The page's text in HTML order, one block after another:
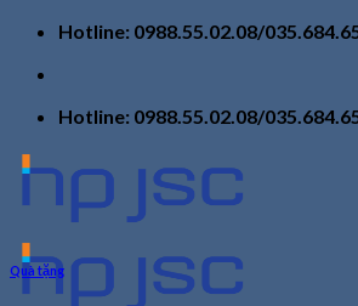
Skip
content
Hotline: 0988.55.02.08/
Hotline: 0988.55.02.08/
Quà tặng